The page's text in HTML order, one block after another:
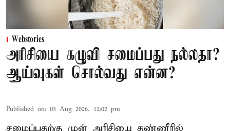
Webstories
அரிசியை கழுவி சமைப்பது நல்லதா?
ஆய்வுகள் சொல்வது என்ன?
Published on: 03 Aug 2026, 12:02 pm
சமைப்பதற்கு முன் அரிசியை தண்ணீரில்